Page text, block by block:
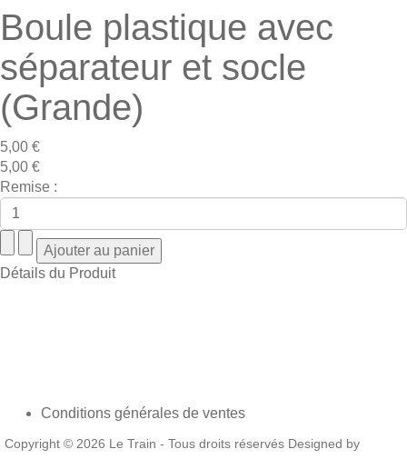
Boule plastique avec
séparateur et socle
(Grande)
5,00 €
5,00 €
Remise :
Détails du Produit
Conditions générales de ventes
Copyright © 2026 Le Train - Tous droits réservés Designed by